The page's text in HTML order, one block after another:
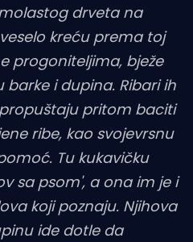
drveta na
kreću prema toj
progoniteljima, bježe
i dupina. Ribari ih
pritom baciti
ribe, kao svojevrsnu
Tu kukavičku
sa psom', a ona im je i
koji poznaju. Njihova
ide dotle da